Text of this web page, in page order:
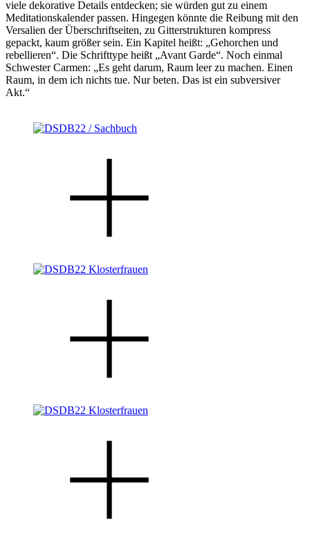
viele dekorative Details entdecken; sie würden gut zu einem
Meditationskalender passen. Hingegen könnte die Reibung mit den
Versalien der Überschriftseiten, zu Gitterstrukturen kompress
gepackt, kaum größer sein. Ein Kapitel heißt: „Gehorchen und
rebellieren“. Die Schrifttype heißt „Avant Garde“. Noch einmal
Schwester Carmen: „Es geht darum, Raum leer zu machen. Einen
Raum, in dem ich nichts tue. Nur beten. Das ist ein subversiver
Akt.“